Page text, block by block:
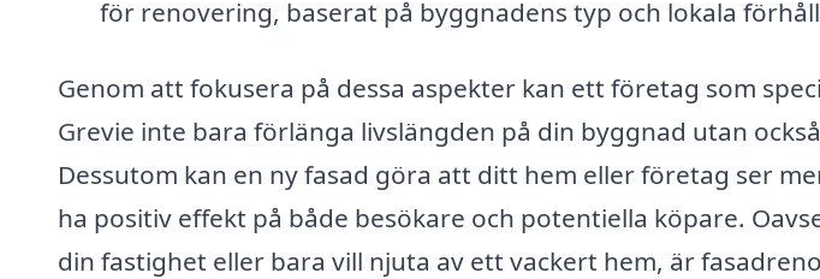
för renovering, baserat på byggnadens typ och lokala
Genom att fokusera på dessa aspekter kan ett företag som
Grevie inte bara förlänga livslängden på din byggnad utan
Dessutom kan en ny fasad göra att ditt hem eller företag ser
ha positiv effekt på både besökare och potentiella köpare.
din fastighet eller bara vill njuta av ett vackert hem, är